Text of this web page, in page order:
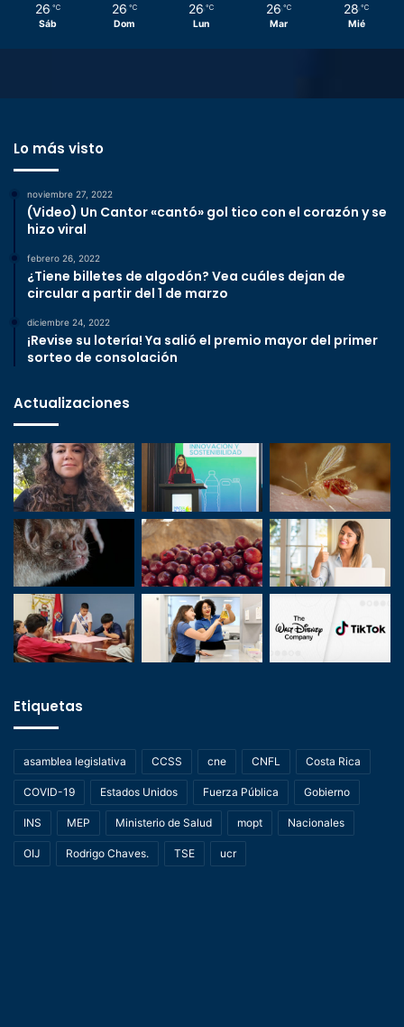
26 ℃
Sáb
26 ℃
Dom
26 ℃
Lun
26 ℃
Mar
28 ℃
Mié
Lo más visto
noviembre 27, 2022
(Video) Un Cantor «cantó» gol tico con el corazón y se
hizo viral
febrero 26, 2022
¿Tiene billetes de algodón? Vea cuáles dejan de
circular a partir del 1 de marzo
diciembre 24, 2022
¡Revise su lotería! Ya salió el premio mayor del primer
sorteo de consolación
Actualizaciones
Etiquetas
asamblea legislativa CCSS cne CNFL Costa Rica
COVID-19 Estados Unidos Fuerza Pública Gobierno
INS MEP Ministerio de Salud mopt Nacionales
OIJ Rodrigo Chaves. TSE ucr